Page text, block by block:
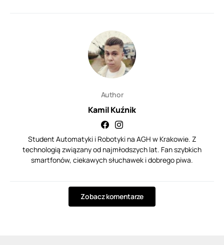
Author
Kamil Kuźnik
Student Automatyki i Robotyki na AGH w Krakowie. Z
technologią związany od najmłodszych lat. Fan szybkich
smartfonów, ciekawych słuchawek i dobrego piwa.
Zobacz komentarze